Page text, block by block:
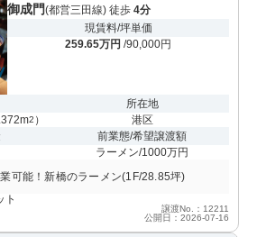
御成門(都営三田線) 徒歩 4分
現賃料/坪単価
259.65万円 /90,000円
2 ）
所在地
港区
前業態/希望譲渡額
ラーメン/1000万円
可能！新橋のラーメン(1F/28.85坪)
ト
譲渡No.：12211
公開日：2026-07-16